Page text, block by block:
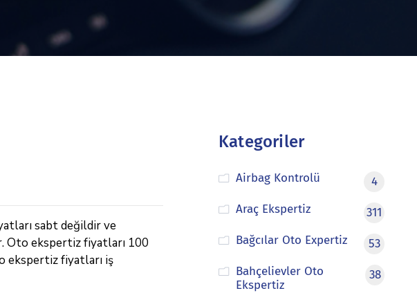
sabt değildir ve
Oto ekspertiz fiyatları 100
ekspertiz fiyatları iş
Kategoriler
Airbag Kontrolü
4
Araç Ekspertiz
311
Bağcılar Oto Expertiz
53
Bahçelievler Oto
Ekspertiz
38